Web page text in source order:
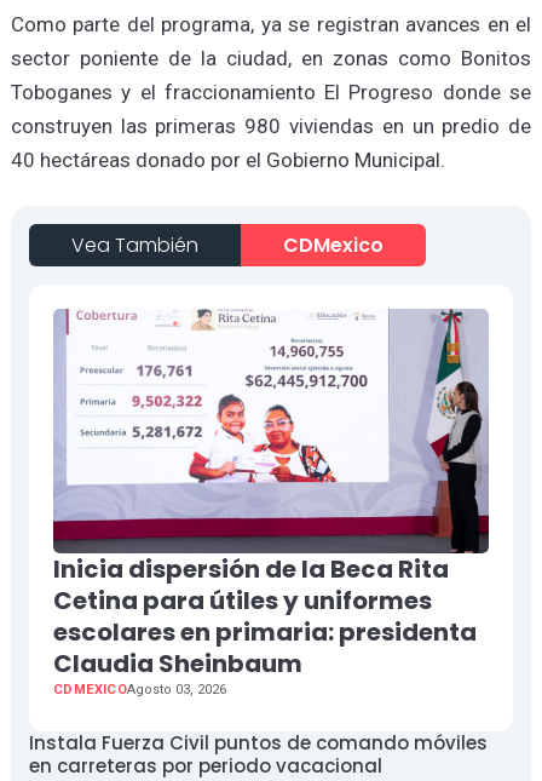
Como parte del programa, ya se registran avances en el
sector poniente de la ciudad, en zonas como Bonitos
Toboganes y el fraccionamiento El Progreso donde se
construyen las primeras 980 viviendas en un predio de
40 hectáreas donado por el Gobierno Municipal.
Vea También CDMexico
Inicia dispersión de la Beca Rita
Cetina para útiles y uniformes
escolares en primaria: presidenta
Claudia Sheinbaum
CDMEXICOAgosto 03, 2026
Instala Fuerza Civil puntos de comando móviles
en carreteras por periodo vacacional